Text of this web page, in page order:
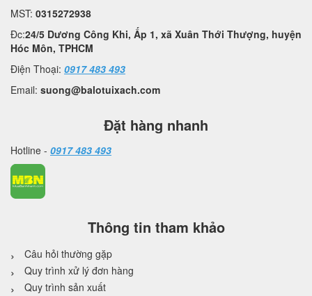
MST: 0315272938
Đc:24/5 Dương Công Khi, Ấp 1, xã Xuân Thới Thượng, huyện
Hóc Môn, TPHCM
Điện Thoại: 0917 483 493
Email: suong@balotuixach.com
Đặt hàng nhanh
Hotline - 0917 483 493
Thông tin tham khảo
Câu hỏi thường gặp
Quy trình xử lý đơn hàng
Quy trình sản xuất